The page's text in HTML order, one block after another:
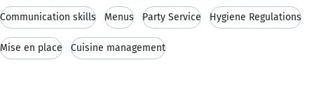
Communication skills Menus Party Service Hygiene Regulations
Mise en place Cuisine management